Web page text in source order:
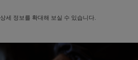
상세 정보를 확대해 보실 수 있습니다.